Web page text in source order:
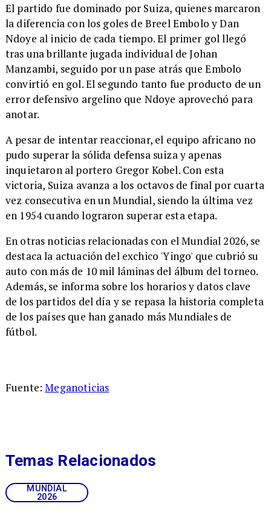
El partido fue dominado por Suiza, quienes marcaron
la diferencia con los goles de Breel Embolo y Dan
Ndoye al inicio de cada tiempo. El primer gol llegó
tras una brillante jugada individual de Johan
Manzambi, seguido por un pase atrás que Embolo
convirtió en gol. El segundo tanto fue producto de un
error defensivo argelino que Ndoye aprovechó para
anotar.
A pesar de intentar reaccionar, el equipo africano no
pudo superar la sólida defensa suiza y apenas
inquietaron al portero Gregor Kobel. Con esta
victoria, Suiza avanza a los octavos de final por cuarta
vez consecutiva en un Mundial, siendo la última vez
en 1954 cuando lograron superar esta etapa.
En otras noticias relacionadas con el Mundial 2026, se
destaca la actuación del exchico 'Yingo' que cubrió su
auto con más de 10 mil láminas del álbum del torneo.
Además, se informa sobre los horarios y datos clave
de los partidos del día y se repasa la historia completa
de los países que han ganado más Mundiales de
fútbol.
Fuente:Meganoticias
MUNDIAL
2026
Temas Relacionados